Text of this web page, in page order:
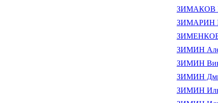
ЗИМАКОВ
ЗИМАРИН
ЗИМЕНКОВ
ЗИМИН
ЗИМИН
ЗИМИН
ЗИМИН